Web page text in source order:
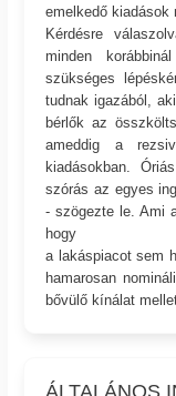
emelkedő kiadások
Kérdésre
minden
szükséges
tudnak igazából,
bérlők az
ameddig a
kiadásokban.
szórás az egyes
- szögezte le. Ami
hogy
a lakáspiacot sem
hamarosan
bővülő kínálat
ÁLTALÁNOS